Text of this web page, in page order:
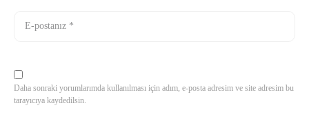
Daha sonraki yorumlarımda kullanılması için adım, e-posta adresim ve site adresim bu
tarayıcıya kaydedilsin.